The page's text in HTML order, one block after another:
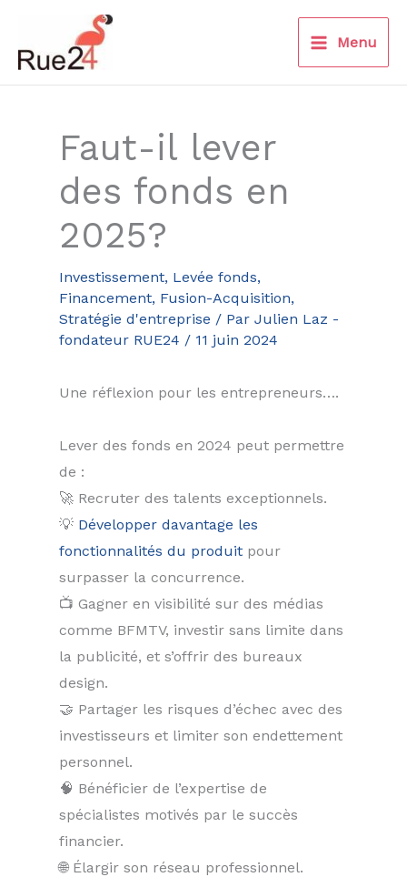
contenu
Menu
Faut-il lever
des fonds en
2025?
Investissement, Levée fonds,
Financement, Fusion-Acquisition,
Stratégie d'entreprise / Par Julien Laz -
fondateur RUE24 / 11 juin 2024
Une réflexion pour les entrepreneurs….
Lever des fonds en 2024 peut permettre
de :
🚀 Recruter des talents exceptionnels.
💡 Développer davantage les
fonctionnalités du produit pour
surpasser la concurrence.
📺 Gagner en visibilité sur des médias
comme BFMTV, investir sans limite dans
la publicité, et s’offrir des bureaux
design.
🤝 Partager les risques d’échec avec des
investisseurs et limiter son endettement
personnel.
🧠 Bénéficier de l’expertise de
spécialistes motivés par le succès
financier.
🌐 Élargir son réseau professionnel.